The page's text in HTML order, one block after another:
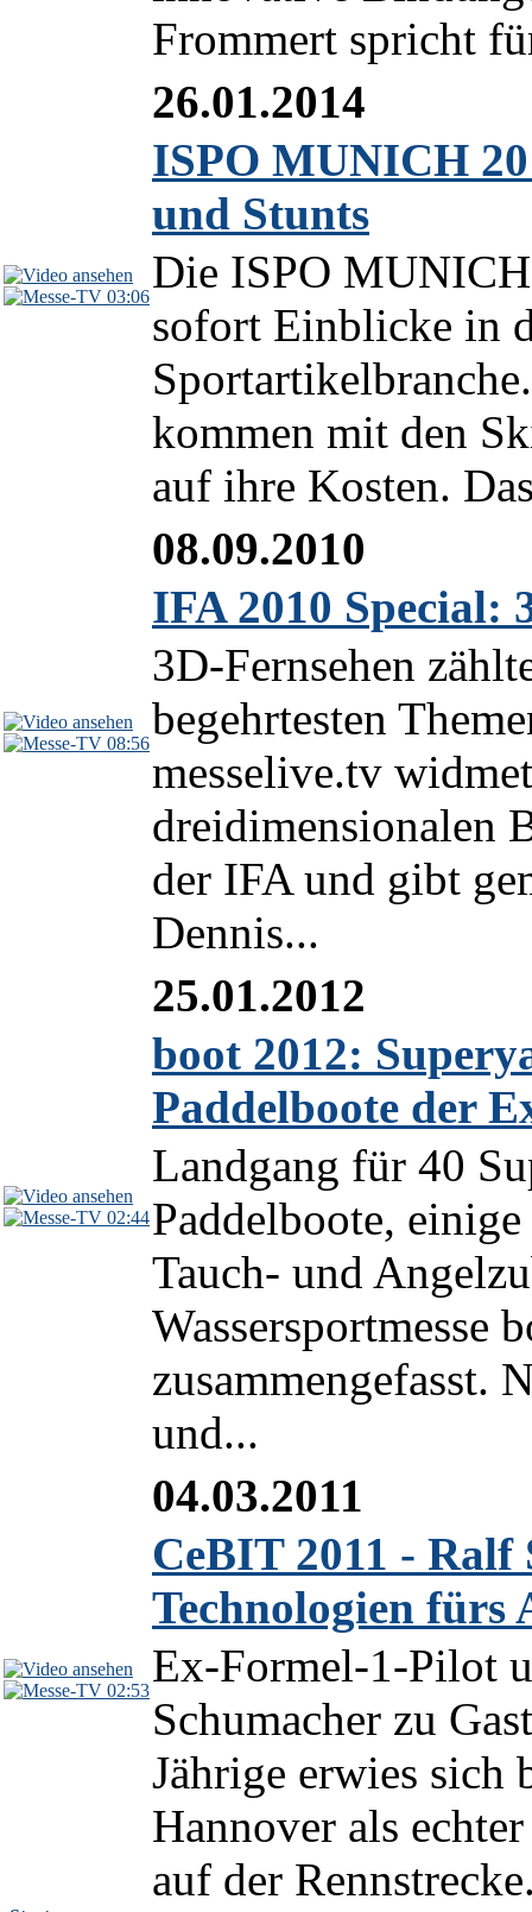
Frommert spricht
03:06
26.01.2014
ISPO MUNICH
und Stunts
Die ISPO
sofort Einblicke in
kommen mit den
auf ihre Kosten.
08:56
08.09.2010
IFA 2010 Special:
3D-Fernsehen
begehrtesten
messelive.tv
dreidimensionalen
der IFA und gibt
Dennis...
02:44
25.01.2012
boot 2012:
Paddelboote der
Landgang für 40
Paddelboote,
Tauch- und
Wassersportmesse
zusammengefasst.
und...
02:53
04.03.2011
CeBIT 2011 - Ralf
Technologien fürs
Ex-Formel-1-Pilot
Schumacher zu
Jährige erwies sich
Hannover als
auf der